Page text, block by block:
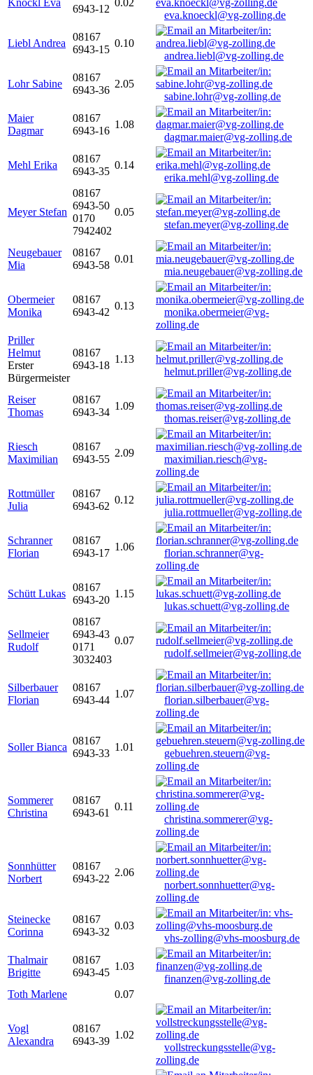
Knöckl Eva
6943-12
0.02
eva.knoeckl@vg-zolling.de
Liebl Andrea
08167
6943-15
0.10
andrea.liebl@vg-zolling.de
Lohr Sabine
08167
6943-36
2.05
sabine.lohr@vg-zolling.de
Maier
Dagmar
08167
6943-16
1.08
dagmar.maier@vg-zolling.de
Mehl Erika
08167
6943-35
0.14
erika.mehl@vg-zolling.de
Meyer Stefan
08167
6943-50
0170
7942402
0.05
stefan.meyer@vg-zolling.de
Neugebauer
Mia
08167
6943-58
0.01
mia.neugebauer@vg-zolling.de
Obermeier
Monika
08167
6943-42
0.13
monika.obermeier@vg-
zolling.de
Priller
Helmut
Erster
Bürgermeister
08167
6943-18
1.13
helmut.priller@vg-zolling.de
Reiser
Thomas
08167
6943-34
1.09
thomas.reiser@vg-zolling.de
Riesch
Maximilian
08167
6943-55
2.09
maximilian.riesch@vg-
zolling.de
Rottmüller
Julia
08167
6943-62
0.12
julia.rottmueller@vg-zolling.de
Schranner
Florian
08167
6943-17
1.06
florian.schranner@vg-
zolling.de
Schütt Lukas
08167
6943-20
1.15
lukas.schuett@vg-zolling.de
Sellmeier
Rudolf
08167
6943-43
0171
3032403
0.07
rudolf.sellmeier@vg-zolling.de
Silberbauer
Florian
08167
6943-44
1.07
florian.silberbauer@vg-
zolling.de
Soller Bianca
08167
6943-33
1.01
gebuehren.steuern@vg-
zolling.de
Sommerer
Christina
08167
6943-61
0.11
christina.sommerer@vg-
zolling.de
Sonnhütter
Norbert
08167
6943-22
2.06
norbert.sonnhuetter@vg-
zolling.de
Steinecke
Corinna
08167
6943-32
0.03
vhs-zolling@vhs-moosburg.de
Thalmair
Brigitte
08167
6943-45
1.03
finanzen@vg-zolling.de
Toth Marlene
0.07
Vogl
Alexandra
08167
6943-39
1.02
vollstreckungsstelle@vg-
zolling.de